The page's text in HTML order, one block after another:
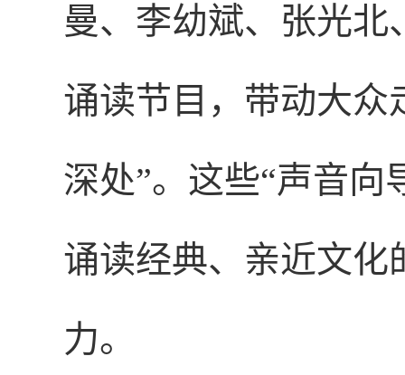
曼、李幼斌、张光
诵读节目，带动大众
深处”。这些“声音向
诵读经典、亲近文化
力。